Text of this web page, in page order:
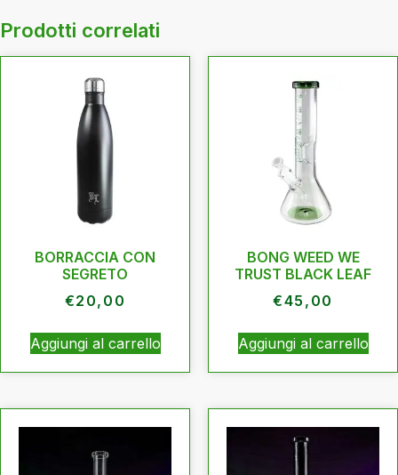
Prodotti correlati
BORRACCIA CON
SEGRETO
€20,00
Aggiungi al carrello
BONG WEED WE
TRUST BLACK LEAF
€45,00
Aggiungi al carrello